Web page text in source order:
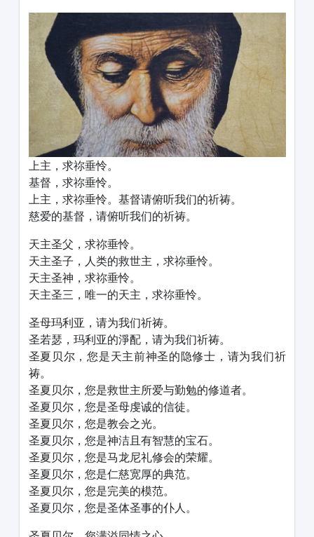
上主，求祢垂怜。
基督，求祢垂怜。
上主，求祢垂怜。基督请俯听我们的祈祷。
慈爱的基督，请俯听我们的祈祷。
天主圣父，求祢垂怜。
天主圣子，人类的救世主，求祢垂怜。
天主圣神，求祢垂怜。
天主圣三，唯一的天主，求祢垂怜。
圣母玛利亚，请为我们祈祷。
圣若瑟，玛利亚的淨配，请为我们祈祷。
圣夏贝尔，您是天主前神圣的隐修士，请为我们祈
祷。
圣夏贝尔，您是救世主所爱与勤勉的修道者。
圣夏贝尔，您是圣母虔诚的信徒。
圣夏贝尔，您是教会之光。
圣夏贝尔，您是神洁且有智慧的宝石。
圣夏贝尔，您是马龙尼礼修会的荣耀。
圣夏贝尔，您是仁慈宽厚的典范。
圣夏贝尔，您是完美的模范。
圣夏贝尔，您是圣体圣事的仆人。